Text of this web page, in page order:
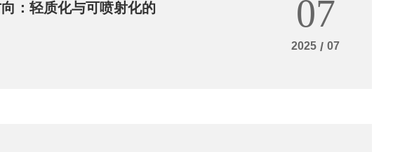
：轻质化与可喷射化的
07
2025 / 07